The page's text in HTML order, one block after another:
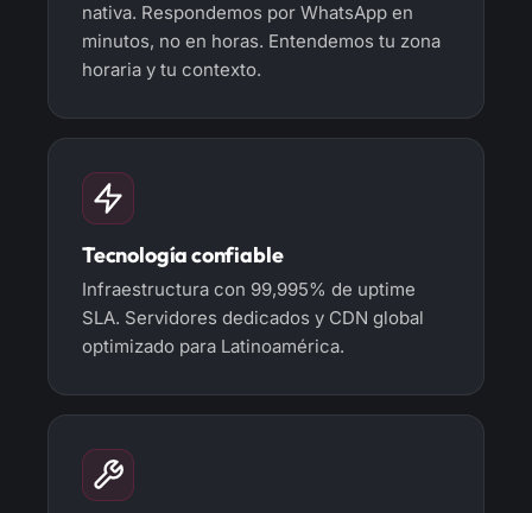
nativa. Respondemos por WhatsApp en
minutos, no en horas. Entendemos tu zona
horaria y tu contexto.
Tecnología confiable
Infraestructura con 99,995% de uptime
SLA. Servidores dedicados y CDN global
optimizado para Latinoamérica.